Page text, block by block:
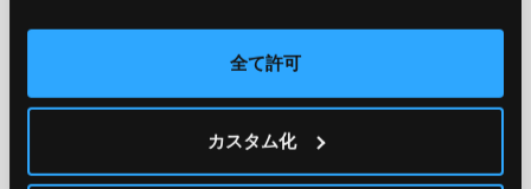
全て許可
カスタム化
視の最前線及び導入事例のご紹介
17:00-18:00: Q&A・相談会 ※三社にて対
応いたします（終わり次第終了）